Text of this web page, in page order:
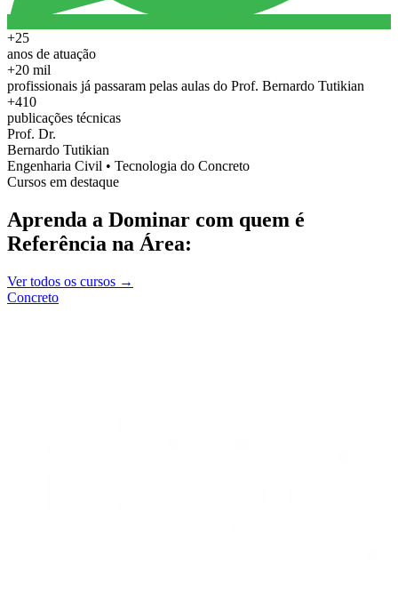
+25
anos de atuação
+20 mil
profissionais já passaram pelas aulas do Prof. Bernardo Tutikian
+410
publicações técnicas
Prof. Dr.
Bernardo Tutikian
Engenharia Civil • Tecnologia do Concreto
Cursos em destaque
Aprenda a Dominar com quem é
Referência na Área:
Ver todos os cursos →
Concreto